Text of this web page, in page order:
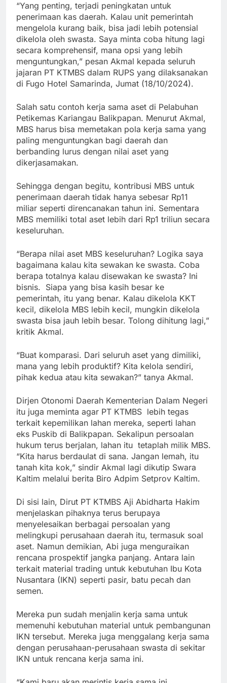
“Yang penting, terjadi peningkatan untuk
penerimaan kas daerah. Kalau unit pemerintah
mengelola kurang baik, bisa jadi lebih potensial
dikelola oleh swasta. Saya minta coba hitung lagi
secara komprehensif, mana opsi yang lebih
menguntungkan,” pesan Akmal kepada seluruh
jajaran PT KTMBS dalam RUPS yang dilaksanakan
di Fugo Hotel Samarinda, Jumat (18/10/2024).
Salah satu contoh kerja sama aset di Pelabuhan
Petikemas Kariangau Balikpapan. Menurut Akmal,
MBS harus bisa memetakan pola kerja sama yang
paling menguntungkan bagi daerah dan
berbanding lurus dengan nilai aset yang
dikerjasamakan.
Sehingga dengan begitu, kontribusi MBS untuk
penerimaan daerah tidak hanya sebesar Rp11
miliar seperti direncanakan tahun ini. Sementara
MBS memiliki total aset lebih dari Rp1 triliun secara
keseluruhan.
“Berapa nilai aset MBS keseluruhan? Logika saya
bagaimana kalau kita sewakan ke swasta. Coba
berapa totalnya kalau disewakan ke swasta? Ini
bisnis. Siapa yang bisa kasih besar ke
pemerintah, itu yang benar. Kalau dikelola KKT
kecil, dikelola MBS lebih kecil, mungkin dikelola
swasta bisa jauh lebih besar. Tolong dihitung lagi,”
kritik Akmal.
“Buat komparasi. Dari seluruh aset yang dimiliki,
mana yang lebih produktif? Kita kelola sendiri,
pihak kedua atau kita sewakan?” tanya Akmal.
Dirjen Otonomi Daerah Kementerian Dalam Negeri
itu juga meminta agar PT KTMBS lebih tegas
terkait kepemilikan lahan mereka, seperti lahan
eks Puskib di Balikpapan. Sekalipun persoalan
hukum terus berjalan, lahan itu tetaplah milik MBS.
“Kita harus berdaulat di sana. Jangan lemah, itu
tanah kita kok,” sindir Akmal lagi dikutip Swara
Kaltim melalui berita Biro Adpim Setprov Kaltim.
Di sisi lain, Dirut PT KTMBS Aji Abidharta Hakim
menjelaskan pihaknya terus berupaya
menyelesaikan berbagai persoalan yang
melingkupi perusahaan daerah itu, termasuk soal
aset. Namun demikian, Abi juga menguraikan
rencana prospektif jangka panjang. Antara lain
terkait material trading untuk kebutuhan Ibu Kota
Nusantara (IKN) seperti pasir, batu pecah dan
semen.
Mereka pun sudah menjalin kerja sama untuk
memenuhi kebutuhan material untuk pembangunan
IKN tersebut. Mereka juga menggalang kerja sama
dengan perusahaan-perusahaan swasta di sekitar
IKN untuk rencana kerja sama ini.